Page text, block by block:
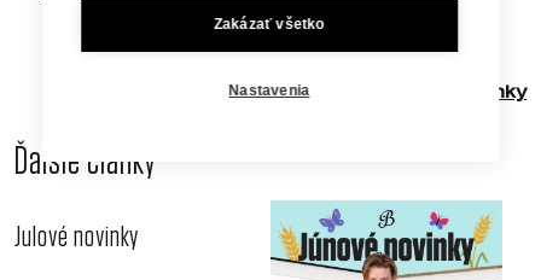
Ďalšie články
Ďalšie články
Julové novinky
Zakázať všetko
Nastavenia